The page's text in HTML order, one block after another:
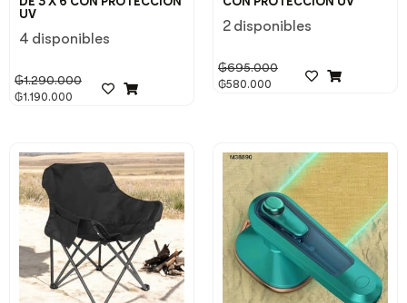
UV
4 disponibles
₲1.290.000
₲1.190.000
2 disponibles
₲695.000
₲580.000